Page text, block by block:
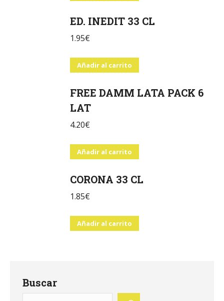
ED. INEDIT 33 CL
1.95€
Añadir al carrito
FREE DAMM LATA PACK 6
LAT
4.20€
Añadir al carrito
CORONA 33 CL
1.85€
Añadir al carrito
Buscar